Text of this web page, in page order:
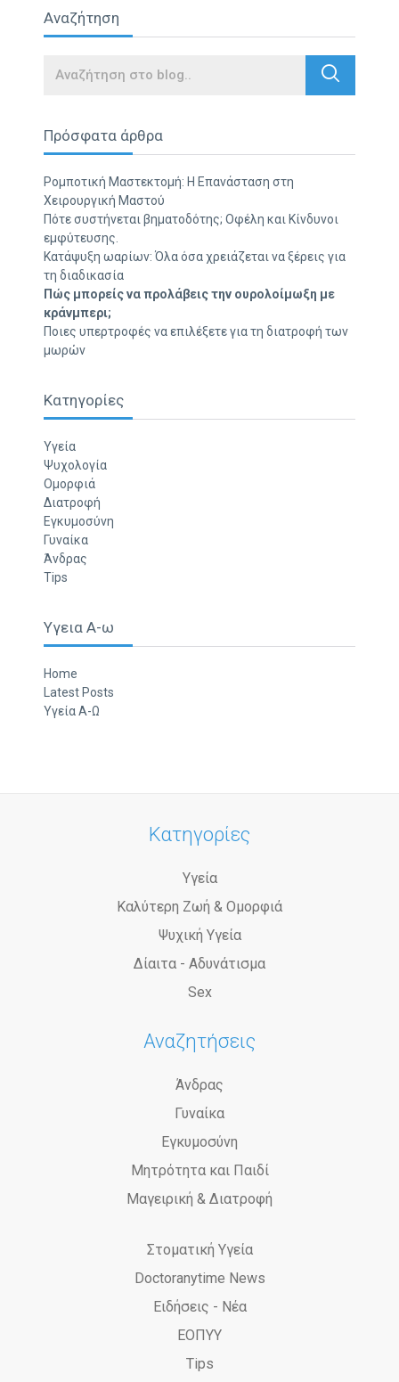
Αναζήτηση
Search
Πρόσφατα άρθρα
Ρομποτική Μαστεκτομή: Η Επανάσταση στη
Χειρουργική Μαστού
Πότε συστήνεται βηματοδότης; Οφέλη και Κίνδυνοι
εμφύτευσης.
Κατάψυξη ωαρίων: Όλα όσα χρειάζεται να ξέρεις για
τη διαδικασία
Πώς μπορείς να προλάβεις την ουρολοίμωξη με
κράνμπερι;
Ποιες υπερτροφές να επιλέξετε για τη διατροφή των
μωρών
Κατηγορίες
Υγεία
Ψυχολογία
Ομορφιά
Διατροφή
Εγκυμοσύνη
Γυναίκα
Άνδρας
Tips
Υγεια Α-ω
Home
Latest Posts
Υγεία Α-Ω
Κατηγορίες
Υγεία
Καλύτερη Ζωή & Ομορφιά
Ψυχική Υγεία
Δίαιτα - Αδυνάτισμα
Sex
Αναζητήσεις
Άνδρας
Γυναίκα
Εγκυμοσύνη
Μητρότητα και Παιδί
Μαγειρική & Διατροφή
Στοματική Υγεία
Doctoranytime News
Ειδήσεις - Νέα
ΕΟΠΥΥ
Tips